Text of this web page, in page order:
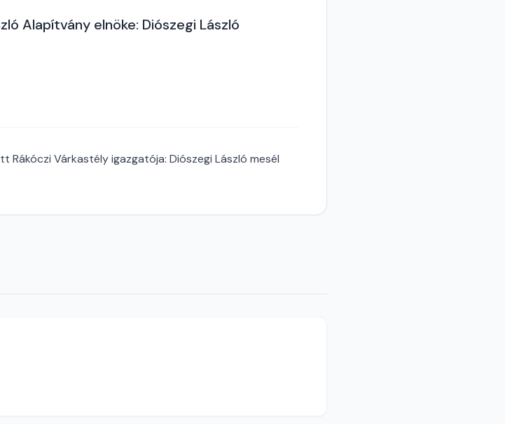
Alapítvány elnöke: Diószegi László
Várkastély igazgatója: Diószegi László mesél